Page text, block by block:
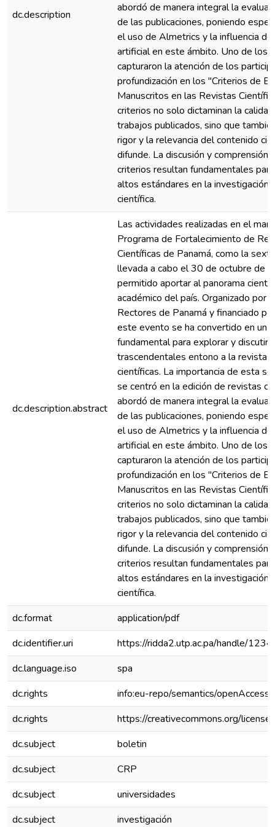
dc.description
abordó de manera integral la
de las publicaciones, poniendo
el uso de Almetrics y la influencia
artificial en este ámbito. Uno de los
capturaron la atención de los
profundización en los "Criterios de
Manuscritos en las Revistas
criterios no solo dictaminan la
trabajos publicados, sino que
rigor y la relevancia del contenido
difunde. La discusión y comprensión
criterios resultan fundamentales
altos estándares en la investigación
científica.
dc.description.abstract
Las actividades realizadas en el
Programa de Fortalecimiento de
Científicas de Panamá, como la
llevada a cabo el 30 de octubre de
permitido aportar al panorama
académico del país. Organizado por
Rectores de Panamá y financiado
este evento se ha convertido en un
fundamental para explorar y discutir
trascendentales entono a la revistas
científicas. La importancia de esta
se centró en la edición de revistas
abordó de manera integral la
de las publicaciones, poniendo
el uso de Almetrics y la influencia
artificial en este ámbito. Uno de los
capturaron la atención de los
profundización en los "Criterios de
Manuscritos en las Revistas
criterios no solo dictaminan la
trabajos publicados, sino que
rigor y la relevancia del contenido
difunde. La discusión y comprensión
criterios resultan fundamentales
altos estándares en la investigación
científica.
dc.format
application/pdf
dc.identifier.uri
https://ridda2.utp.ac.pa/handle/
dc.language.iso
spa
dc.rights
info:eu-repo/semantics/openAccess
dc.rights
https://creativecommons.org/
dc.subject
boletin
dc.subject
CRP
dc.subject
universidades
dc.subject
investigación